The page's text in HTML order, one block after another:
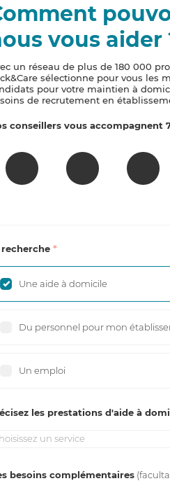
vous aider
un réseau de plus de 180 000
sélectionne pour vous les
pour votre maintien à
de recrutement en
conseillers vous accompagnent
recherche
Une aide à domicile
Du personnel pour mon
Un emploi
les prestations d'aide à
un service
besoins complémentaires